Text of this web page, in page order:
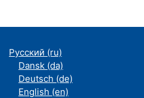
Русский ‎(ru)‎
Dansk ‎(da)‎
Deutsch ‎(de)‎
English ‎(en)‎